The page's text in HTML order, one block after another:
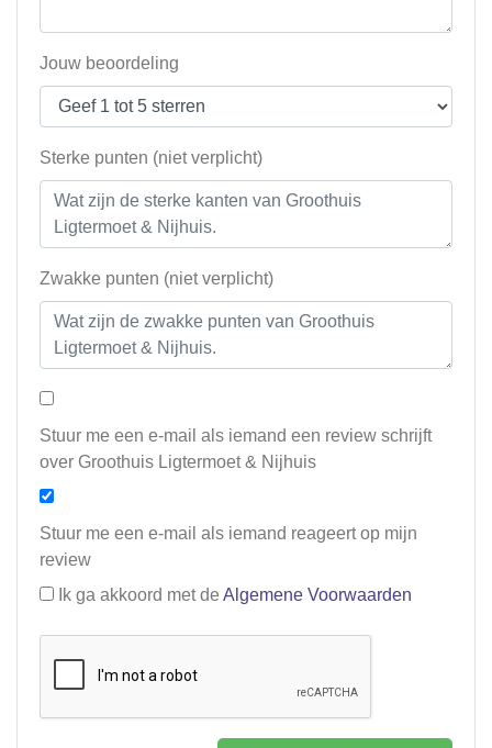
Jouw beoordeling
Sterke punten (niet verplicht)
Zwakke punten (niet verplicht)
Stuur me een e-mail als iemand een review schrijft
over Groothuis Ligtermoet & Nijhuis
Stuur me een e-mail als iemand reageert op mijn
review
Ik ga akkoord met de Algemene Voorwaarden